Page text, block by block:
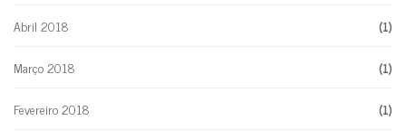
Abril 2018
(1)
Março 2018
(1)
Fevereiro 2018
(1)